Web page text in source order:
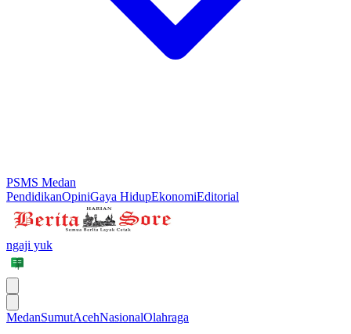
PSMS Medan
PendidikanOpiniGaya HidupEkonomiEditorial
ngaji yuk
MedanSumutAcehNasionalOlahraga